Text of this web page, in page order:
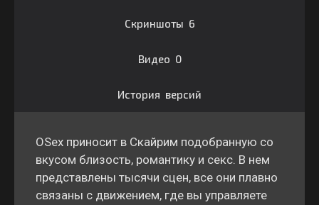
Скриншоты 6
Видео 0
История версий
OSex приносит в Скайрим подобранную со
вкусом близость, романтику и секс. В нем
представлены тысячи сцен, все они плавно
связаны с движением, где вы управляете